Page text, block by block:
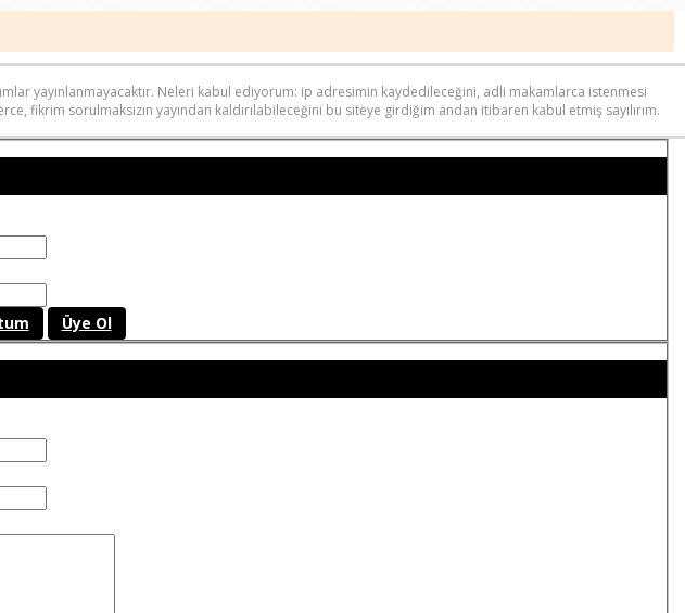
yayınlanmayacaktır. Neleri kabul ediyorum: ip adresimin kaydedileceğini, adli makamlarca istenmesi
fikrim sorulmaksızın yayından kaldırılabileceğini bu siteye girdiğim andan itibaren kabul etmiş sayılırım.
Üye Ol